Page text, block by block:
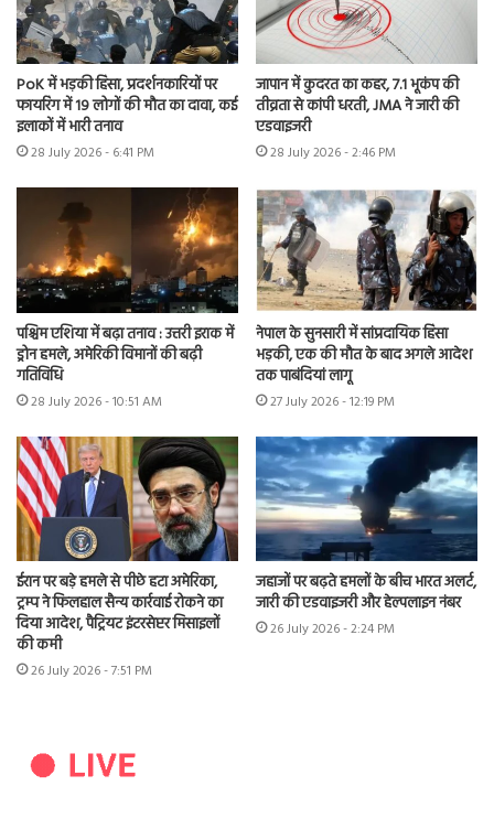
PoK में भड़की हिंसा, प्रदर्शनकारियों पर
फायरिंग में 19 लोगों की मौत का दावा, कई
इलाकों में भारी तनाव
28 July 2026 - 6:41 PM
जापान में कुदरत का कहर, 7.1 भूकंप की
तीव्रता से कांपी धरती, JMA ने जारी की
एडवाइजरी
28 July 2026 - 2:46 PM
पश्चिम एशिया में बढ़ा तनाव : उत्तरी इराक में
ड्रोन हमले, अमेरिकी विमानों की बढ़ी
गतिविधि
28 July 2026 - 10:51 AM
नेपाल के सुनसारी में सांप्रदायिक हिंसा
भड़की, एक की मौत के बाद अगले आदेश
तक पाबंदियां लागू
27 July 2026 - 12:19 PM
ईरान पर बड़े हमले से पीछे हटा अमेरिका,
ट्रम्प ने फिलहाल सैन्य कार्रवाई रोकने का
दिया आदेश, पैट्रियट इंटरसेप्टर मिसाइलों
की कमी
26 July 2026 - 7:51 PM
जहाजों पर बढ़ते हमलों के बीच भारत अलर्ट,
जारी की एडवाइजरी और हेल्पलाइन नंबर
26 July 2026 - 2:24 PM